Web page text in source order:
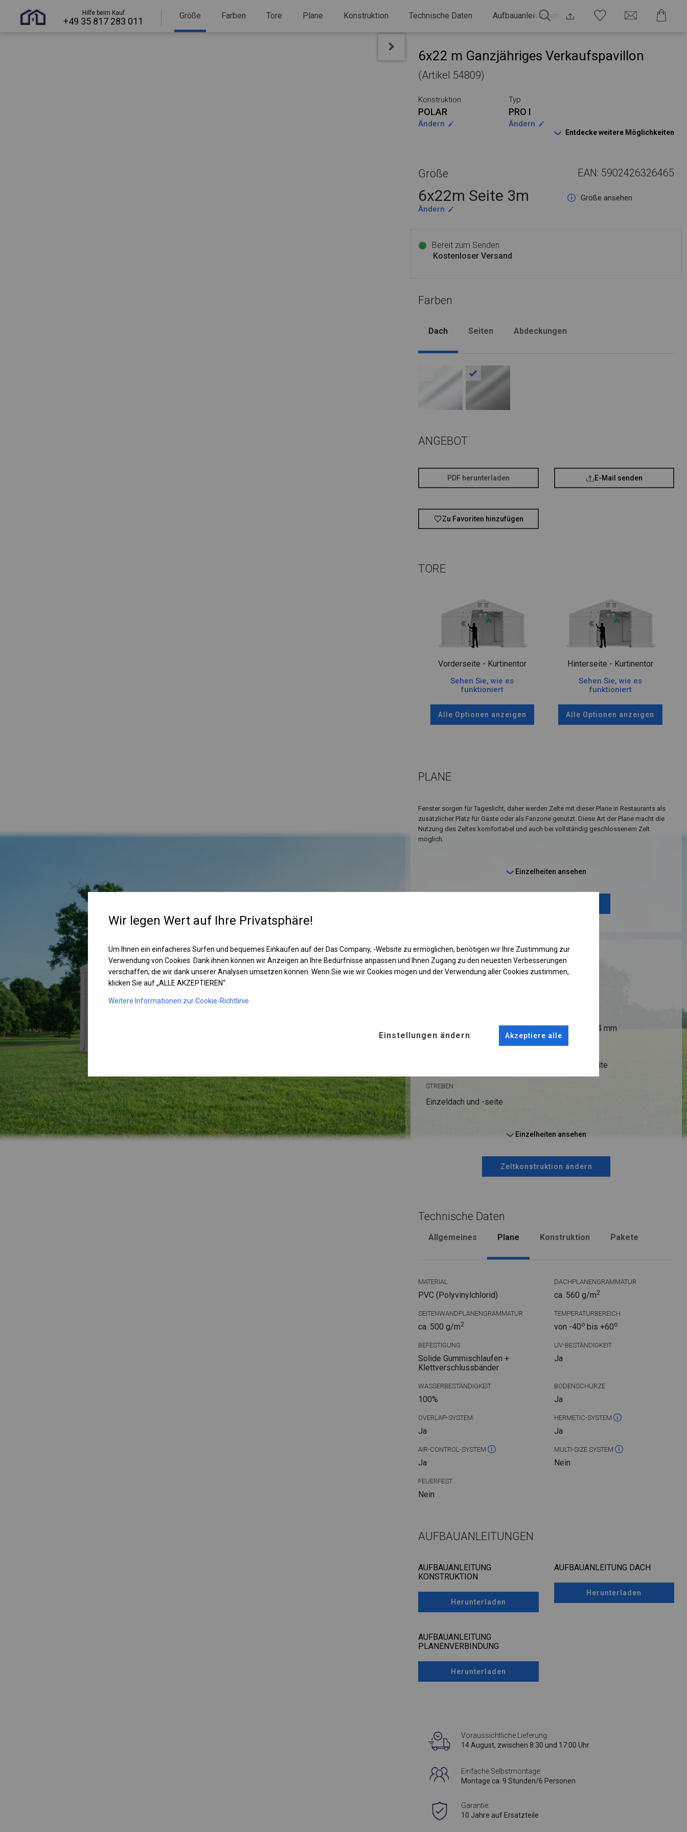
Hilfe beim Kauf
+49 35 817 283 011
Größe Farben Tore Plane Konstruktion Technische Daten Aufbauanleitungen
6x22 m Ganzjähriges Verkaufspavillon
(Artikel 54809)
Konstruktion
POLAR
Ändern
Typ
PRO I
Ändern
Entdecke weitere Möglichkeiten
Größe EAN: 5902426326465
6x22m Seite 3m
Größe ansehen
Ändern
Bereit zum Senden
Kostenloser Versand
Farben
Dach Seiten Abdeckungen
ANGEBOT
PDF herunterladen E-Mail senden
Zu Favoriten hinzufügen
TORE
Vorderseite - Kurtinentor
Sehen Sie, wie es
funktioniert
Alle Optionen anzeigen
Hinterseite - Kurtinentor
Sehen Sie, wie es
funktioniert
Alle Optionen anzeigen
PLANE
Fenster sorgen für Tageslicht, daher werden Zelte mit dieser Plane in Restaurants als
zusätzlicher Platz für Gäste oder als Fanzone genutzt. Diese Art der Plane macht die
Nutzung des Zeltes komfortabel und auch bei vollständig geschlossenem Zelt
möglich.
Einzelheiten ansehen
KONSTRUKTION
POLAR
Stahl ca. fi 54 mm
Dach und Seite
STREBEN
Einzeldach und -seite
Einzelheiten ansehen
Zeltkonstruktion ändern
Technische Daten
Allgemeines Plane Konstruktion Pakete
MATERIAL
PVC (Polyvinylchlorid)
DACHPLANENGRAMMATUR
ca. 560 g/m2
SEITENWANDPLANENGRAMMATUR
ca. 500 g/m2
TEMPERATURBEREICH
von -40obis +60o
BEFESTIGUNG
Solide Gummischlaufen +
Klettverschlussbänder
UV-BESTÄNDIGKEIT
Ja
WASSERBESTÄNDIGKEIT
100%
BODENSCHÜRZE
Ja
OVERLAP-SYSTEM
Ja
HERMETIC-SYSTEM
Ja
AIR-CONTROL-SYSTEM
Ja
MULTI-SIZE SYSTEM
Nein
FEUERFEST
Nein
AUFBAUANLEITUNGEN
AUFBAUANLEITUNG
KONSTRUKTION
Herunterladen
AUFBAUANLEITUNG DACH
Herunterladen
AUFBAUANLEITUNG
PLANENVERBINDUNG
Herunterladen
Voraussichtliche Lieferung:
14 August, zwischen 8:30 und 17:00 Uhr
Einfache Selbstmontage:
Montage ca. 9 Stunden/6 Personen
Garantie:
10 Jahre auf Ersatzteile
Wir legen Wert auf Ihre Privatsphäre!
Um Ihnen ein einfacheres Surfen und bequemes Einkaufen auf der Das Company, -Website zu ermöglichen, benötigen wir Ihre Zustimmung zur
Verwendung von Cookies. Dank ihnen können wir Anzeigen an Ihre Bedürfnisse anpassen und Ihnen Zugang zu den neuesten Verbesserungen
verschaffen, die wir dank unserer Analysen umsetzen können. Wenn Sie wie wir Cookies mögen und der Verwendung aller Cookies zustimmen,
klicken Sie auf „ALLE AKZEPTIEREN“.
Weitere Informationen zur Cookie-Richtlinie
Einstellungen ändern Akzeptiere alle